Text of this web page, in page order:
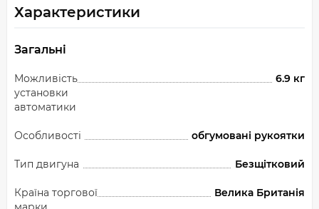
Характеристики
Загальні
Можливість
установки
автоматики
6.9 кг
Особливості обгумовані рукоятки
Тип двигуна Безщітковий
Країна торгової
Велика Британія